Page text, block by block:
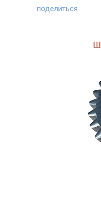
поделиться